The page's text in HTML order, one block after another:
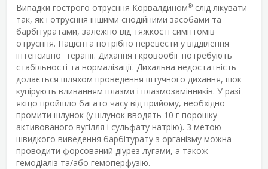
Випадки гострого отруєння Корвалдином® слід лікувати
так, як і отруєння іншими снодійними засобами та
барбітуратами, залежно від тяжкості симптомів
отруєння. Пацієнта потрібно перевести у відділення
інтенсивної терапії. Дихання і кровообіг потребують
стабільності та нормалізації. Дихальна недостатність
долається шляхом проведення штучного дихання, шок
купірують вливанням плазми і плазмозамінників. У разі
якщо пройшло багато часу від прийому, необхідно
промити шлунок (у шлунок вводять 10 г порошку
активованого вугілля і сульфату натрію). З метою
швидкого виведення барбітурату з організму можна
проводити форсований діурез лугами, а також
гемодіаліз та/або гемоперфузію.